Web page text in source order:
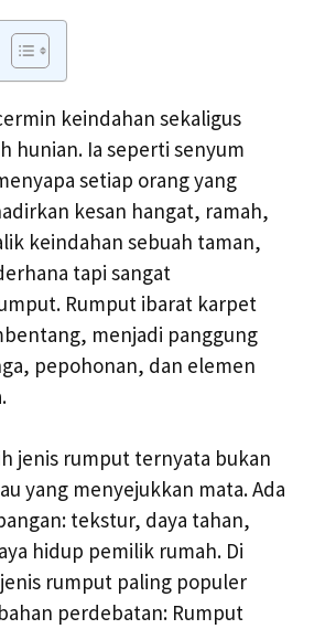
keindahan sekaligus
hunian. Ia seperti senyum
setiap orang yang
kesan hangat, ramah,
keindahan sebuah taman,
tapi sangat
Rumput ibarat karpet
menjadi panggung
pepohonan, dan elemen
jenis rumput ternyata bukan
yang menyejukkan mata. Ada
tekstur, daya tahan,
hidup pemilik rumah. Di
rumput paling populer
perdebatan: Rumput